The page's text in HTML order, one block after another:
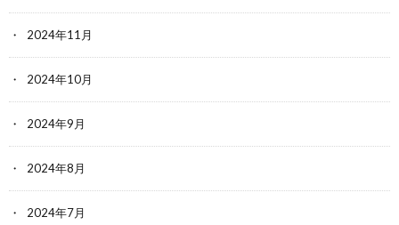
2024年11月
2024年10月
2024年9月
2024年8月
2024年7月